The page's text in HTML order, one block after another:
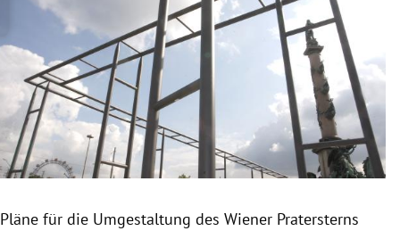
Untermenü
Untermenü
Untermenü
Untermenü
Pläne für die Umgestaltung des Wiener Pratersterns